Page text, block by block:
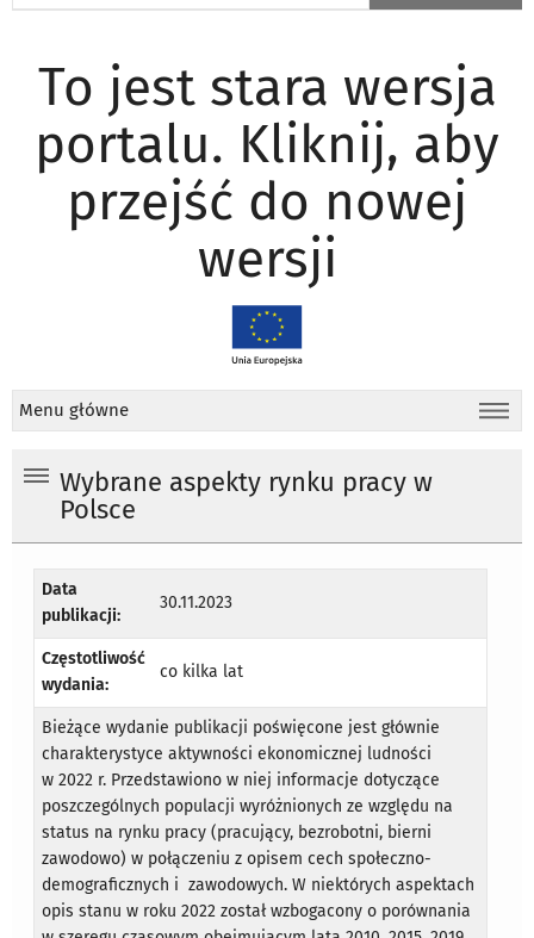
To jest stara wersja
portalu. Kliknij, aby
przejść do nowej
wersji
Menu główne
Wybrane aspekty rynku pracy w
Polsce
Data
publikacji:
30.11.2023
Częstotliwość
wydania:
co kilka lat
Bieżące wydanie publikacji poświęcone jest głównie
charakterystyce aktywności ekonomicznej ludności
w 2022 r. Przedstawiono w niej informacje dotyczące
poszczególnych populacji wyróżnionych ze względu na
status na rynku pracy (pracujący, bezrobotni, bierni
zawodowo) w połączeniu z opisem cech społeczno-
demograficznych i zawodowych. W niektórych aspektach
opis stanu w roku 2022 został wzbogacony o porównania